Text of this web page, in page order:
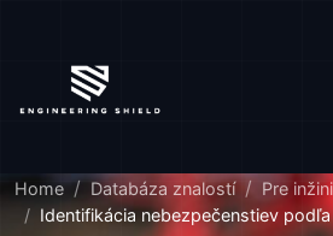
Home Databáza znalostí
Pre
Identifikácia nebezpečenstiev podľa